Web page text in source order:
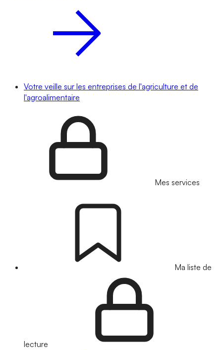
Votre veille sur les entreprises de l'agriculture et de
l'agroalimentaire
Mes services
Ma liste de
lecture